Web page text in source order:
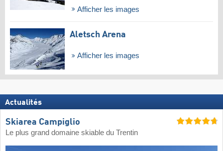
Afficher les images
Aletsch Arena
Afficher les images
Actualités
Skiarea Campiglio
Le plus grand domaine skiable du Trentin